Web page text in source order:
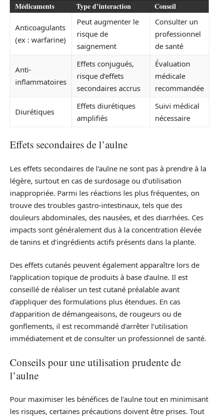
Médicaments Type d’interaction Conseil
Anticoagulants
(ex : warfarine)
Peut augmenter le
risque de
saignement
Consulter un
professionnel
de santé
Anti-
inflammatoires
Effets conjugués,
risque d’effets
secondaires accrus
Évaluation
médicale
recommandée
Diurétiques
Effets diurétiques
amplifiés
Suivi médical
nécessaire
Effets secondaires de l’aulne
Les effets secondaires de l’aulne ne sont pas à prendre à la
légère, surtout en cas de surdosage ou d’utilisation
inappropriée. Parmi les réactions les plus fréquentes, on
trouve des troubles gastro-intestinaux, tels que des
douleurs abdominales, des nausées, et des diarrhées. Ces
impacts sont généralement dus à la concentration élevée
de tanins et d’ingrédients actifs présents dans la plante.
Des effets cutanés peuvent également apparaître lors de
l’application topique de produits à base d’aulne. Il est
conseillé de réaliser un test cutané préalable avant
d’appliquer des formulations plus étendues. En cas
d’apparition de démangeaisons, de rougeurs ou de
gonflements, il est recommandé d’arrêter l’utilisation
immédiatement et de consulter un professionnel de santé.
Conseils pour une utilisation prudente de
l’aulne
Pour maximiser les bénéfices de l’aulne tout en minimisant
les risques, certaines précautions doivent être prises. Tout